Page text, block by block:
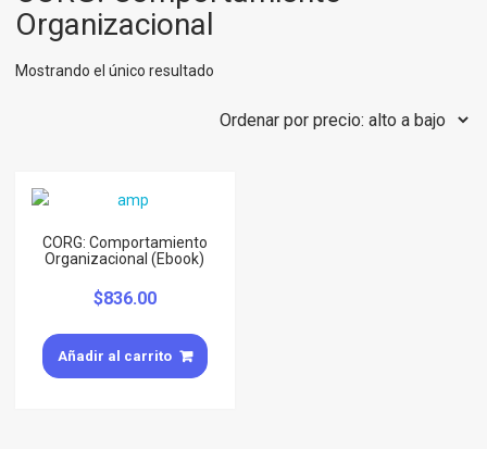
Organizacional
Mostrando el único resultado
CORG: Comportamiento
Organizacional (Ebook)
$836.00
Añadir al carrito